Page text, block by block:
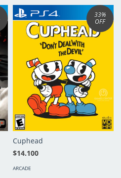
33%
OFF
Cuphead
$14.100
ARCADE